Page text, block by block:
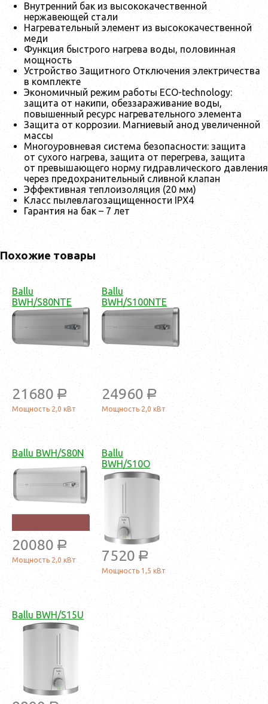
Внутренний бак из высококачественной
нержавеющей стали
Нагревательный элемент из высококачественной
меди
Функция быстрого нагрева воды, половинная
мощность
Устройство Защитного Отключения электричества
в комплекте
Экономичный режим работы ECO-technology:
защита от накипи, обеззараживание воды,
повышенный ресурс нагревательного элемента
Защита от коррозии. Магниевый анод увеличенной
массы
Многоуровневая система безопасности: защита
от сухого нагрева, защита от перегрева, защита
от превышающего норму гидравлического давления
через предохранительный сливной клапан
Эффективная теплоизоляция (20 мм)
Класс пылевлагозащищенности IPX4
Гарантия на бак – 7 лет
Похожие товары
Ballu
BWH/S80NTE
21680 a
Мощность 2,0 кВт
Ballu
BWH/S100NTE
24960 a
Мощность 2,0 кВт
Ballu BWH/S80N
20080 a
Мощность 2,0 кВт
Ballu
BWH/S10O
7520 a
Мощность 1,5 кВт
Ballu BWH/S15U